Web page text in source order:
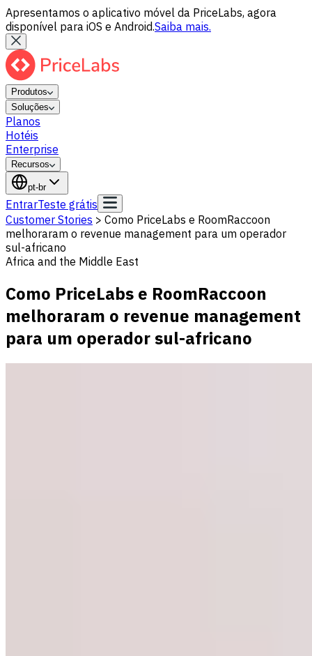
Apresentamos o aplicativo móvel da PriceLabs, agora
disponível para iOS e Android.Saiba mais.
Produtos
Soluções
Planos
Hotéis
Enterprise
Recursos
pt-br
EntrarTeste grátis
Customer Stories > Como PriceLabs e RoomRaccoon
melhoraram o revenue management para um operador
sul-africano
Africa and the Middle East
Como PriceLabs e RoomRaccoon
melhoraram o revenue management
para um operador sul-africano